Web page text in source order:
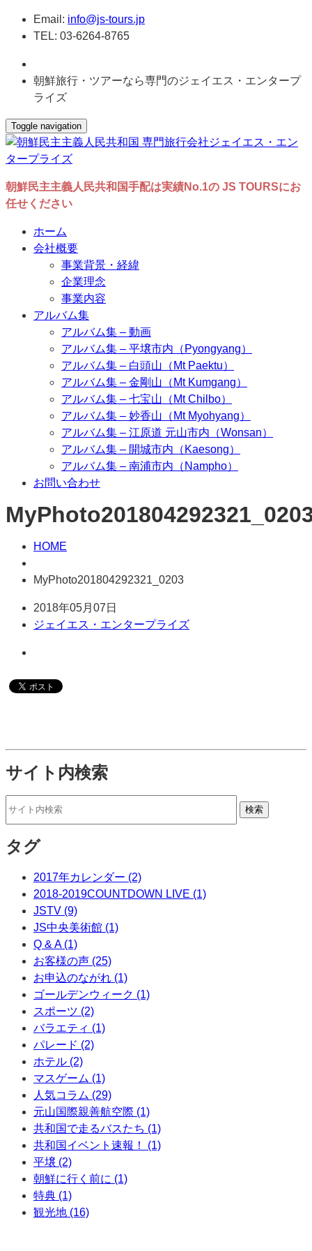
Email: info@js-tours.jp
TEL: 03-6264-8765
朝鮮旅行・ツアーなら専門のジェイエス・エンタープ
ライズ
Toggle navigation
朝鮮民主主義人民共和国手配は実績No.1の JS TOURSにお
任せください
ホーム
会社概要
事業背景・経緯
企業理念
事業内容
アルバム集
アルバム集 – 動画
アルバム集 – 平壌市内（Pyongyang）
アルバム集 – 白頭山（Mt Paektu）
アルバム集 – 金剛山（Mt Kumgang）
アルバム集 – 七宝山（Mt Chilbo）
アルバム集 – 妙香山（Mt Myohyang）
アルバム集 – 江原道 元山市内（Wonsan）
アルバム集 – 開城市内（Kaesong）
アルバム集 – 南浦市内（Nampho）
お問い合わせ
HOME
MyPhoto201804292321_0203
2018年05月07日
ジェイエス・エンタープライズ
サイト内検索
タグ
2017年カレンダー (2)
2018-2019COUNTDOWN LIVE (1)
JSTV (9)
JS中央美術館 (1)
Q & A (1)
お客様の声 (25)
お申込のながれ (1)
ゴールデンウィーク (1)
スポーツ (2)
バラエティ (1)
パレード (2)
ホテル (2)
マスゲーム (1)
人気コラム (29)
元山国際親善航空際 (1)
共和国で走るバスたち (1)
共和国イベント速報！ (1)
平壌 (2)
朝鮮に行く前に (1)
特典 (1)
観光地 (16)